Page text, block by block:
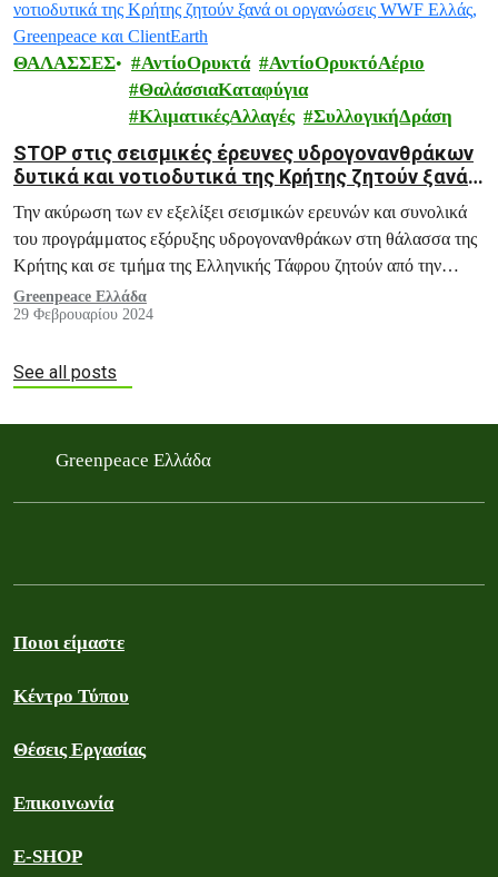
ΘΑΛΑΣΣΕΣ ΑντίοΟρυκτά
ΑντίοΟρυκτόΑέριο
ΘαλάσσιαΚαταφύγια
ΚλιματικέςΑλλαγές
ΣυλλογικήΔράση
STOP στις σεισμικές έρευνες υδρογονανθράκων
δυτικά και νοτιοδυτικά της Κρήτης ζητούν ξανά
οι οργανώσεις WWF Ελλάς, Greenpeace και
ClientEarth
Την ακύρωση των εν εξελίξει σεισμικών ερευνών και συνολικά
του προγράμματος εξόρυξης υδρογονανθράκων στη θάλασσα της
Κρήτης και σε τμήμα της Ελληνικής Τάφρου ζητούν από την
ελληνική πολιτεία οι οργανώσεις WWF Ελλάς, Greenpeace και
ClientEarth.
Greenpeace Ελλάδα
29 Φεβρουαρίου 2024
See all posts
Greenpeace Ελλάδα
Ποιοι είμαστε
Κέντρο Τύπου
Θέσεις Εργασίας
Επικοινωνία
E-SHOP